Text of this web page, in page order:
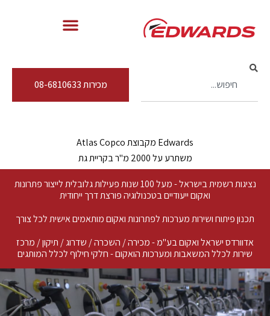
מכירות 08-6810633
Edwards מקבוצת Atlas Copco
משתרע על 2000 מ"ר בקריית גת
נציגות רשמית בישראל - מעל 100 שנות פעילות גלובלית לייצור פתרונות
ואקום ייעודיים בטכנולוגיה פורצת דרך ייחודית
תכנון פיתוח ושירות מערכות לפתרונות ואקום מותאמים אישית לכל צורך
אדוורדס ישראל ואקום בע"מ - מכירה / השכרה / שדרוג / תיקון / מרכז
שירות לכלל המשאבות ומערכות הואקום - חלקי חילוף לכלל המותגים